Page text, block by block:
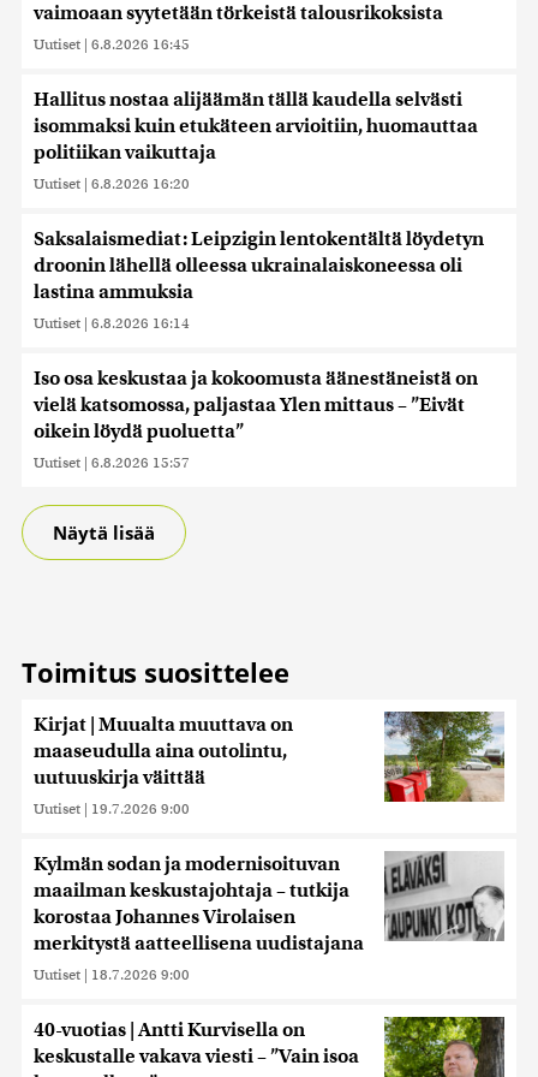
sivustoamme. Kumppanimme voivat yhdistää näitä
tietoja muihin tietoihin, joita olet antanut heille tai joita on
saatetaan myös siirtää ulkomaille.
vaimoaan syytetään törkeistä talousrikoksista
Uutiset | 6.8.2026 16:45
Hallitus nostaa alijäämän tällä kaudella selvästi
isommaksi kuin etukäteen arvioitiin, huomauttaa
politiikan vaikuttaja
Uutiset | 6.8.2026 16:20
Saksalaismediat: Leipzigin lentokentältä löydetyn
droonin lähellä olleessa ukrainalaiskoneessa oli
lastina ammuksia
Uutiset | 6.8.2026 16:14
Iso osa keskustaa ja kokoomusta äänestäneistä on
vielä katsomossa, paljastaa Ylen mittaus – ”Eivät
oikein löydä puoluetta”
Uutiset | 6.8.2026 15:57
Näytä lisää
Toimitus suosittelee
Kirjat | Muualta muuttava on
maaseudulla aina outolintu,
uutuuskirja väittää
Uutiset | 19.7.2026 9:00
Kylmän sodan ja modernisoituvan
maailman keskustajohtaja – tutkija
korostaa Johannes Virolaisen
merkitystä aatteellisena uudistajana
Uutiset | 18.7.2026 9:00
40-vuotias | Antti Kurvisella on
keskustalle vakava viesti – ”Vain isoa